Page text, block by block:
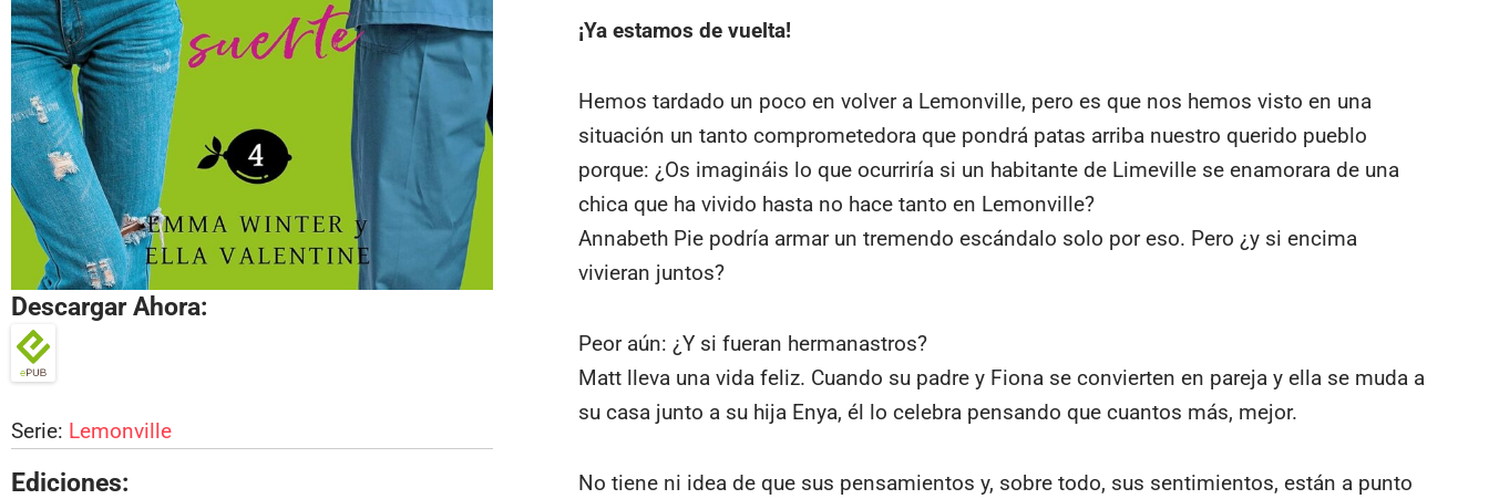
Descargar Ahora:
Serie: Lemonville
Ediciones:
¡Ya estamos de vuelta!
Hemos tardado un poco en volver a Lemonville, pero es que nos hemos visto en una
situación un tanto comprometedora que pondrá patas arriba nuestro querido pueblo
porque: ¿Os imagináis lo que ocurriría si un habitante de Limeville se enamorara de una
chica que ha vivido hasta no hace tanto en Lemonville?
Annabeth Pie podría armar un tremendo escándalo solo por eso. Pero ¿y si encima
vivieran juntos?
Peor aún: ¿Y si fueran hermanastros?
Matt lleva una vida feliz. Cuando su padre y Fiona se convierten en pareja y ella se muda a
su casa junto a su hija Enya, él lo celebra pensando que cuantos más, mejor.
No tiene ni idea de que sus pensamientos y, sobre todo, sus sentimientos, están a punto